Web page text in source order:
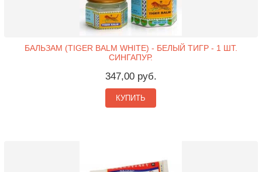
БАЛЬЗАМ (TIGER BALM WHITE) - БЕЛЫЙ ТИГР - 1 ШТ.
СИНГАПУР.
347,00 руб.
КУПИТЬ